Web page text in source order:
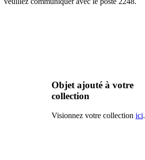
Objet ajouté à votre
collection
Visionnez votre collection ici.